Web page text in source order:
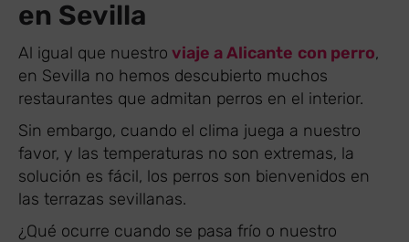
en Sevilla
Al igual que nuestro viaje a Alicante con perro,
en Sevilla no hemos descubierto muchos
restaurantes que admitan perros en el interior.
Sin embargo, cuando el clima juega a nuestro
favor, y las temperaturas no son extremas, la
solución es fácil, los perros son bienvenidos en
las terrazas sevillanas.
¿Qué ocurre cuando se pasa frío o nuestro